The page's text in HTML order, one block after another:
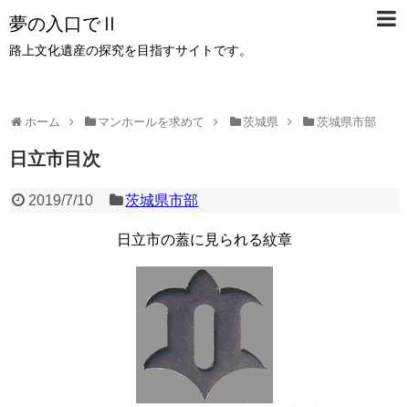
夢の入口でⅡ
路上文化遺産の探究を目指すサイトです。
ホーム マンホールを求めて 茨城県 茨城県市部
日立市目次
2019/7/10 茨城県市部
日立市の蓋に見られる紋章